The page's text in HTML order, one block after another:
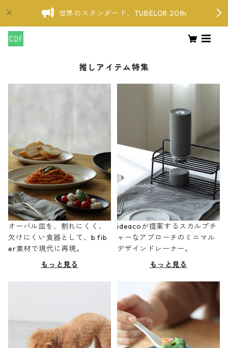
世界のスタンダード、TUBELOR 20th
推しアイテム特集
オーバル皿を、割れにくく、
欠けにくい食器として、b fib
er素材で現代に再現。
もっと見る
ideacoが提案するスカルプチ
ャーなアプローチのミニマル
デザインドレーナー。
もっと見る